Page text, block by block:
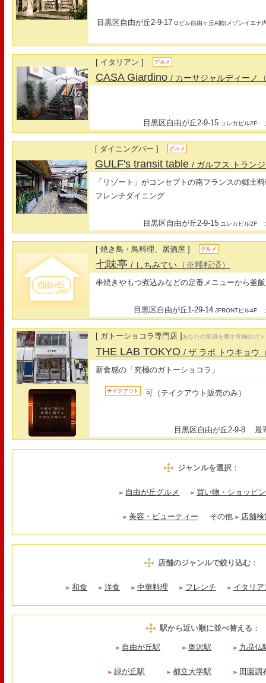
目黒区自由が丘2-9-17 Gビル自由ヶ丘A館(メゾンイエナ
[ イタリアン ] グルメ
CASA Giardino/ カーサジャルディーノ
目黒区自由が丘2-9-15 ユレカビル2F
[ ダイニングバー ] グルメ
GULF's transit table/ ガルフス トラン
「リゾート」がコンセプトの南フランスの郷土
フレンチダイニング
目黒区自由が丘2-9-15 ユレカビル2F
[ 焼き鳥・鳥料理、居酒屋 ] グルメ
七味亭/ しちみてい （※移転済）
串焼きやもつ煮込みなどの定番メニューから釜
目黒区自由が丘1-29-14 JFRONTビル4F
[ ガトーショコラ専門店 ]あなたの常識を覆す究極のガ
THE LAB TOKYO/ ザ ラボ トウキョウ
新食感の「究極のガトーショコラ」
テイクアウト 可（テイクアウト販売のみ）
目黒区自由が丘2-9-8 最
ジャンルを選択：
自由が丘グルメ 買い物・ショッピ
美容・ビューティー その他 店舗
店舗のジャンルで絞り込む ：
和食 洋食 中華料理 フレンチ イタリア
駅から近い順に並べ替える ：
自由が丘駅 奥沢駅 九品仏
緑が丘駅 都立大学駅 田園調